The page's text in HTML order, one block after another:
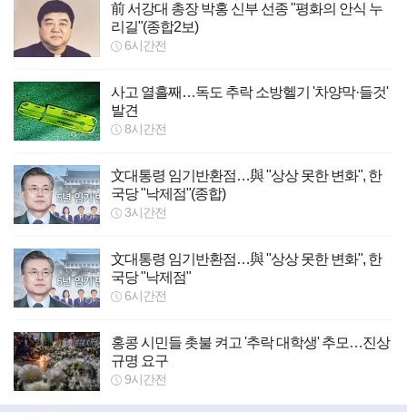
前 서강대 총장 박홍 신부 선종 "평화의 안식 누
리길"(종합2보)
6시간전
사고 열흘째…독도 추락 소방헬기 '차양막·들것'
발견
8시간전
文대통령 임기반환점…與 "상상 못한 변화", 한
국당 "낙제점"(종합)
3시간전
文대통령 임기반환점…與 "상상 못한 변화", 한
국당 "낙제점"
6시간전
홍콩 시민들 촛불 켜고 '추락 대학생' 추모…진상
규명 요구
9시간전